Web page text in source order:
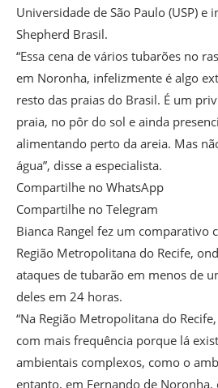
Universidade de São Paulo (USP) e
Shepherd Brasil.
“Essa cena de vários tubarões no
em Noronha, infelizmente é algo
resto das praias do Brasil. É um
praia, no pôr do sol e ainda
alimentando perto da areia. Mas
água”, disse a especialista.
Compartilhe no WhatsApp
Compartilhe no Telegram
Bianca Rangel fez um comparativo
Região Metropolitana do Recife,
ataques de tubarão em menos de
deles em 24 horas.
“Na Região Metropolitana do
com mais frequência porque lá
ambientais complexos, como o
entanto, em Fernando de Noronha,